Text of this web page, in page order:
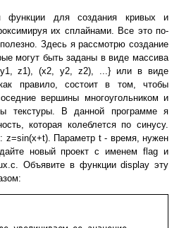
функции для создания кривых и
их сплайнами. Все это по-
Здесь я рассмотрю создание
могут быть заданы в виде массива
z1), (x2, y2, z2), ...} или в виде
правило, состоит в том, чтобы
вершины многоугольником и
текстуры. В данной программе я
которая колеблется по синусу.
z=sin(x+t). Параметр t - время, нужен
новый проект с именем flag и
Объявите в функции display эту